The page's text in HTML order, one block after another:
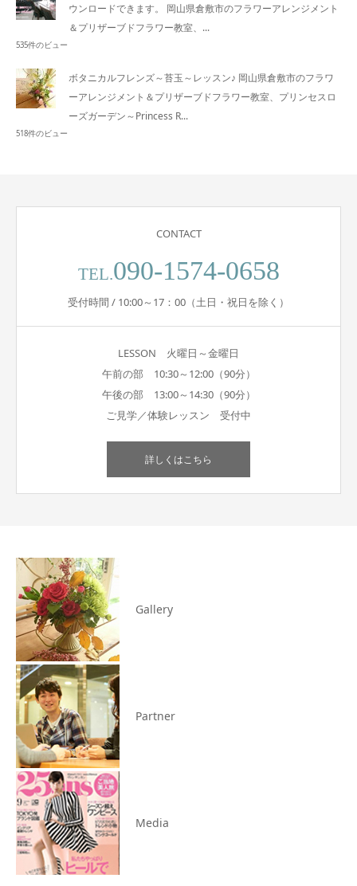
ウンロードできます。 岡山県倉敷市のフラワーアレンジメント
＆プリザーブドフラワー教室、...
535件のビュー
ボタニカルフレンズ～苔玉～レッスン♪ 岡山県倉敷市のフラワ
ーアレンジメント＆プリザーブドフラワー教室、プリンセスロ
ーズガーデン～Princess R...
518件のビュー
CONTACT
TEL.090-1574-0658
受付時間 / 10:00～17：00（土日・祝日を除く）
LESSON 火曜日～金曜日
午前の部 10:30～12:00（90分）
午後の部 13:00～14:30（90分）
ご見学／体験レッスン 受付中
詳しくはこちら
Gallery
Partner
Media